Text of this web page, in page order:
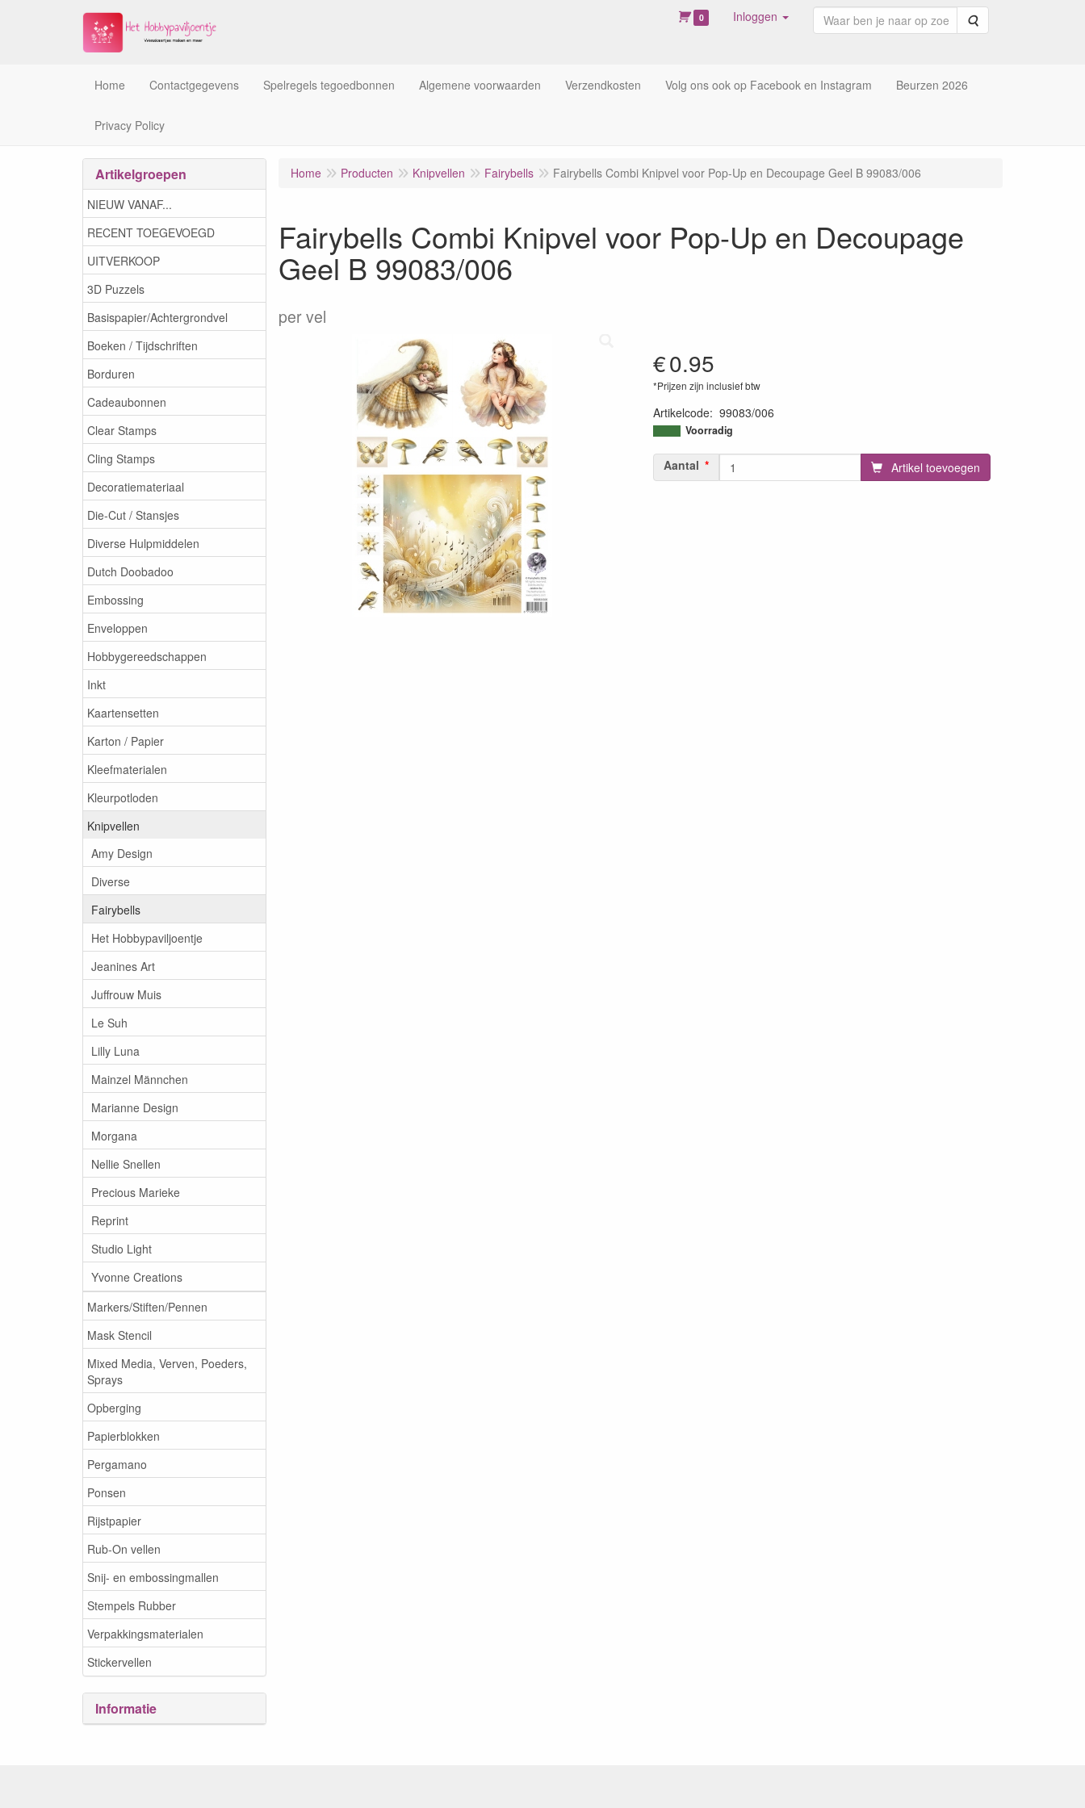
0 Inloggen Zoeken
Home Contactgegevens Spelregels tegoedbonnen Algemene voorwaarden Verzendkosten Volg ons ook op Facebook en Instagram Beurzen 2026
Privacy Policy
Artikelgroepen
NIEUW VANAF...
RECENT TOEGEVOEGD
UITVERKOOP
3D Puzzels
Basispapier/Achtergrondvel
Boeken / Tijdschriften
Borduren
Cadeaubonnen
Clear Stamps
Cling Stamps
Decoratiemateriaal
Die-Cut / Stansjes
Diverse Hulpmiddelen
Dutch Doobadoo
Embossing
Enveloppen
Hobbygereedschappen
Inkt
Kaartensetten
Karton / Papier
Kleefmaterialen
Kleurpotloden
Knipvellen
Amy Design
Diverse
Fairybells
Het Hobbypaviljoentje
Jeanines Art
Juffrouw Muis
Le Suh
Lilly Luna
Mainzel Männchen
Marianne Design
Morgana
Nellie Snellen
Precious Marieke
Reprint
Studio Light
Yvonne Creations
Markers/Stiften/Pennen
Mask Stencil
Mixed Media, Verven, Poeders,
Sprays
Opberging
Papierblokken
Pergamano
Ponsen
Rijstpapier
Rub-On vellen
Snij- en embossingmallen
Stempels Rubber
Verpakkingsmaterialen
Stickervellen
Informatie
Home Producten Knipvellen Fairybells Fairybells Combi Knipvel voor Pop-Up en Decoupage Geel B 99083/006
Fairybells Combi Knipvel voor Pop-Up en Decoupage
Geel B 99083/006
per vel
€0.95
*Prijzen zijn inclusief btw
Artikelcode: 99083/006
8712987079635
Voorradig
Aantal Artikel toevoegen